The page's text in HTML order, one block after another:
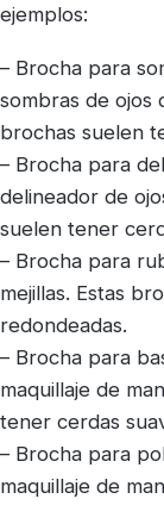
ejemplos:
– Brocha para
sombras de ojos
brochas suelen
– Brocha para
delineador de
suelen tener
– Brocha para
mejillas. Estas
redondeadas.
– Brocha para
maquillaje de
tener cerdas
– Brocha para
maquillaje de